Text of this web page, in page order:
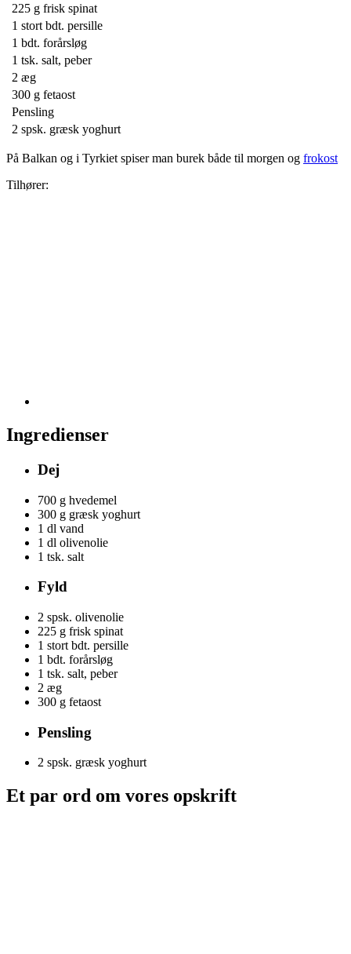
225 g frisk spinat
1 stort bdt. persille
1 bdt. forårsløg
1 tsk. salt, peber
2 æg
300 g fetaost
Pensling
2 spsk. græsk yoghurt
På Balkan og i Tyrkiet spiser man burek både til morgen og frokost
Tilhører:
Ingredienser
Dej
700 g hvedemel
300 g græsk yoghurt
1 dl vand
1 dl olivenolie
1 tsk. salt
Fyld
2 spsk. olivenolie
225 g frisk spinat
1 stort bdt. persille
1 bdt. forårsløg
1 tsk. salt, peber
2 æg
300 g fetaost
Pensling
2 spsk. græsk yoghurt
Et par ord om vores opskrift